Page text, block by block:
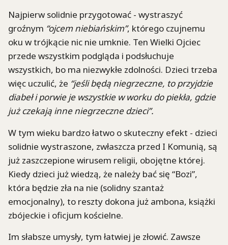
Najpierw solidnie przygotować - wystraszyć
groźnym “ojcem niebiańskim”, którego czujnemu
oku w trójkącie nic nie umknie. Ten Wielki Ojciec
przede wszystkim podgląda i podsłuchuje
wszystkich, bo ma niezwykłe zdolności. Dzieci trzeba
więc uczulić, że “jeśli będą niegrzeczne, toprzyjdzie
diabeł i porwie je wszystkie w worku do piekła, gdzie
już czekają inne niegrzeczne dzieci”.
W tym wieku bardzo łatwo o skuteczny efekt - dzieci
solidnie wystraszone, zwłaszcza przed I Komunią, są
już zaszczepione wirusem religii, obojętne której.
Kiedy dzieci już wiedzą, że należy bać się “Bozi”,
która będzie zła na nie (solidny szantaż
emocjonalny), to reszty dokona już ambona, książki
zbójeckie i oficjum kościelne.
Im słabsze umysły, tym łatwiej je złowić. Zawsze